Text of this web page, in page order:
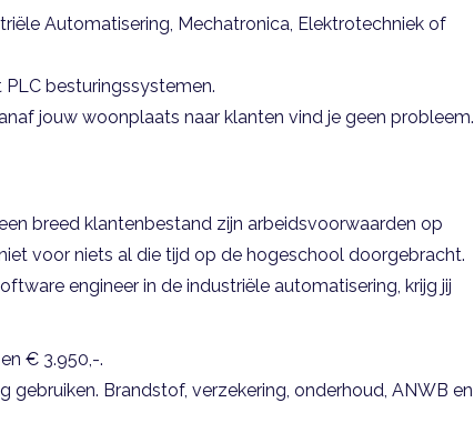
Automatisering, Mechatronica, Elektrotechniek of
besturingssystemen.
jouw woonplaats naar klanten vind je geen probleem.
breed klantenbestand zijn arbeidsvoorwaarden op
voor niets al die tijd op de hogeschool doorgebracht.
engineer in de industriële automatisering, krijg jij
€ 3.950,-.
gebruiken. Brandstof, verzekering, onderhoud, ANWB en